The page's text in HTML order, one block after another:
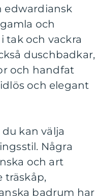
edwardiansk
och
tak och vackra
duschbadkar,
och handfat
och elegant
kan välja
Några
och art
träskåp,
badrum har